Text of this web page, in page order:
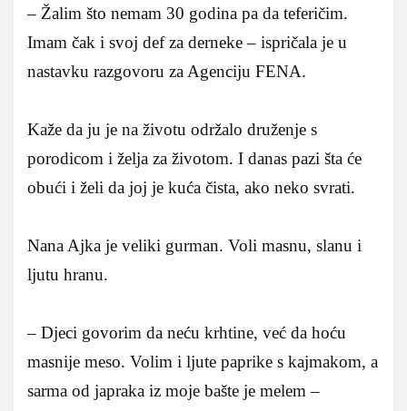
– Žalim što nemam 30 godina pa da teferičim.
Imam čak i svoj def za derneke – ispričala je u
nastavku razgovoru za Agenciju FENA.
Kaže da ju je na životu održalo druženje s
porodicom i želja za životom. I danas pazi šta će
obući i želi da joj je kuća čista, ako neko svrati.
Nana Ajka je veliki gurman. Voli masnu, slanu i
ljutu hranu.
– Djeci govorim da neću krhtine, već da hoću
masnije meso. Volim i ljute paprike s kajmakom, a
sarma od japraka iz moje bašte je melem –